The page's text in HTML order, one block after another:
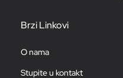
Brzi Linkovi
O nama
Stupite u kontakt